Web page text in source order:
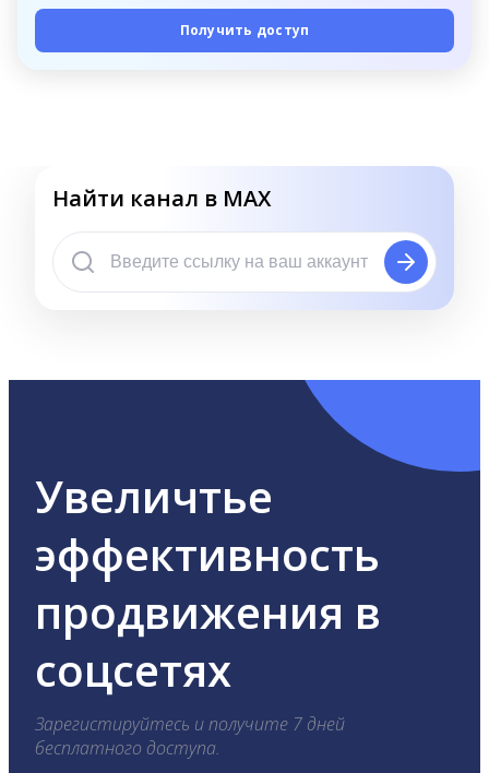
Получить доступ
Найти канал в MAX
Увеличтье
эффективность
продвижения в
соцсетях
Зарегистируйтесь и получите 7 дней
бесплатного доступа.